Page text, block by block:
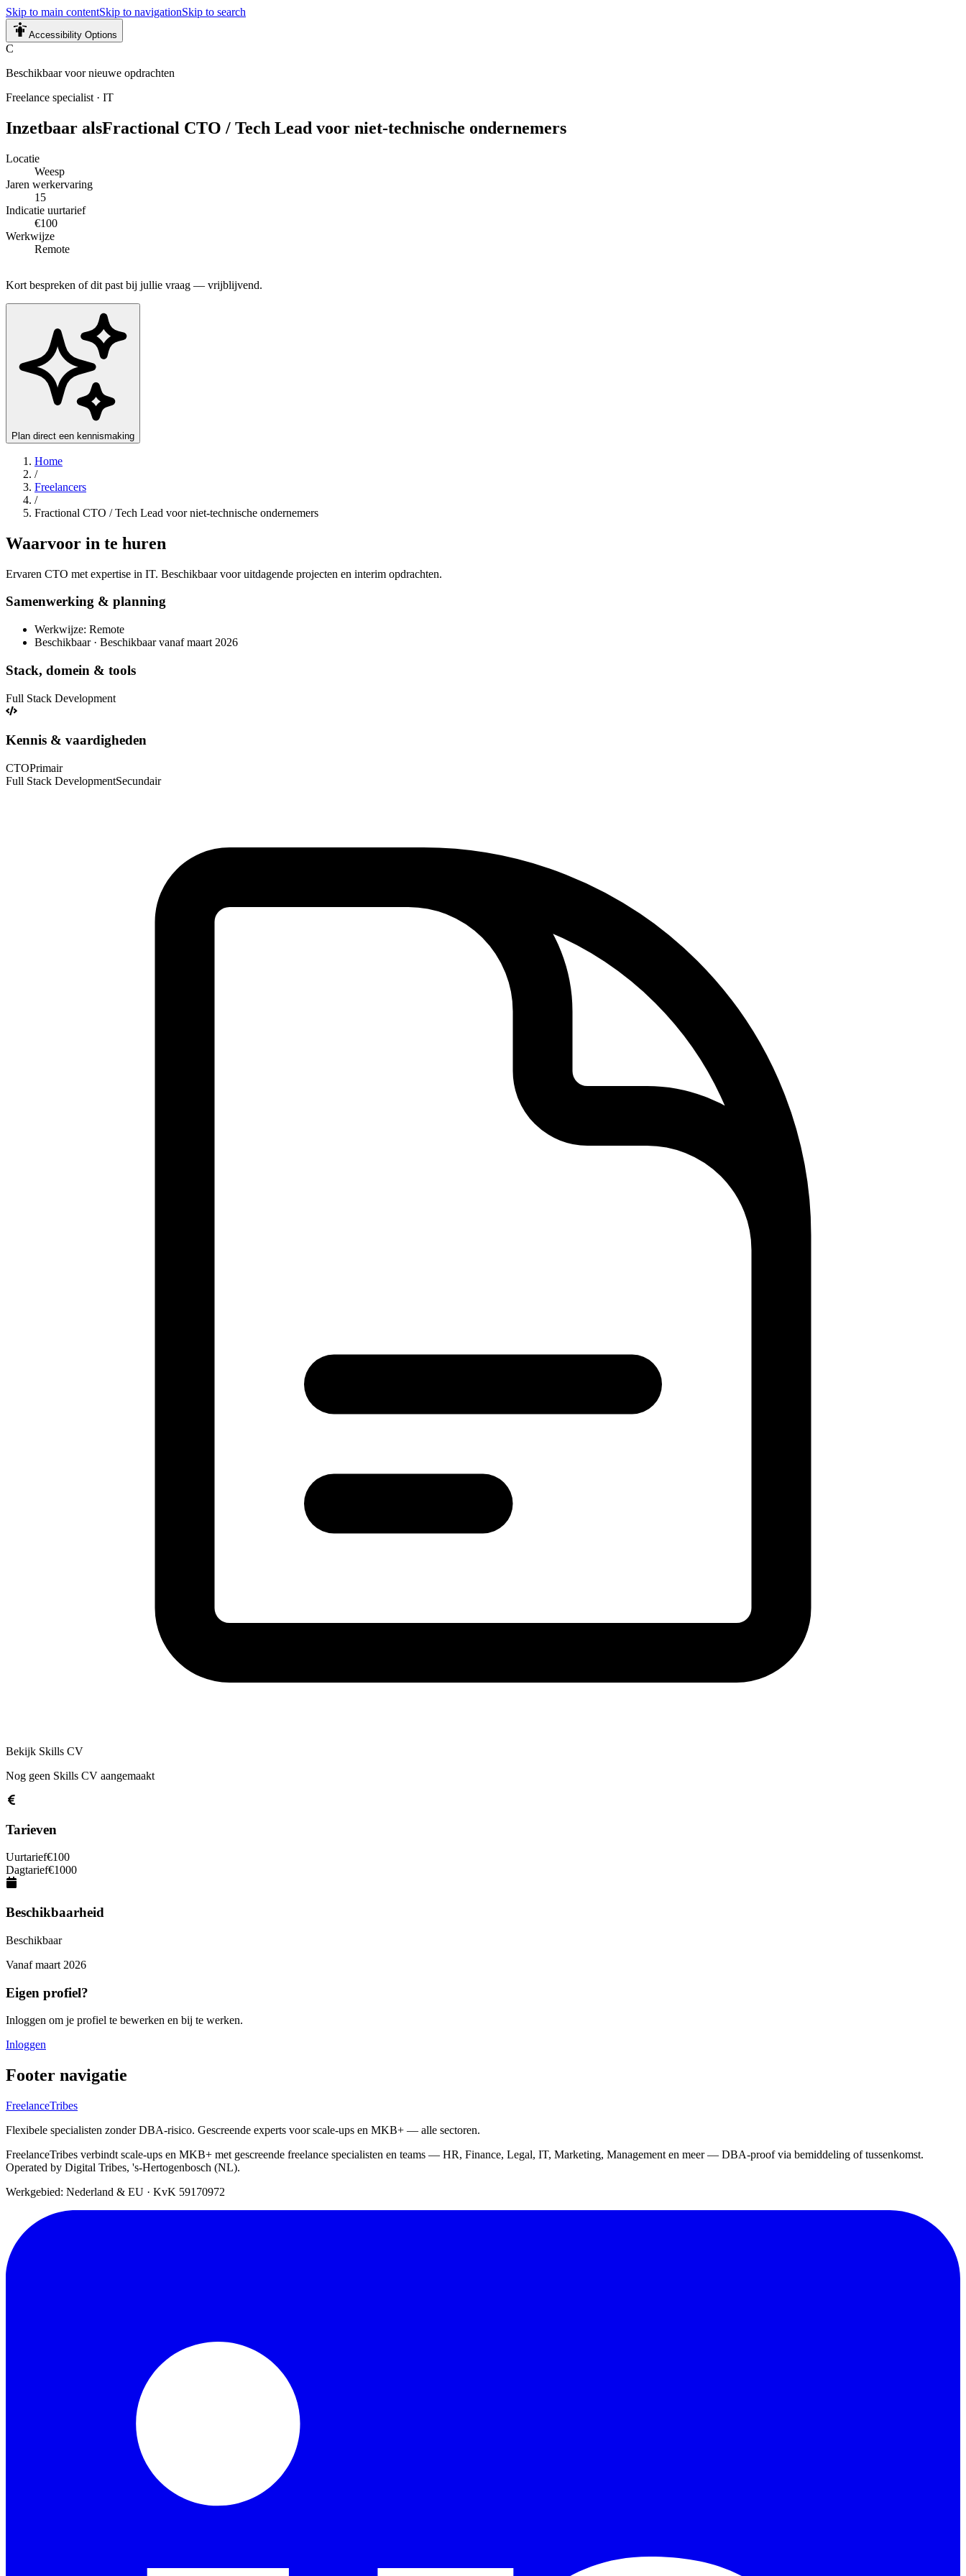
Skip to main contentSkip to navigationSkip to search
Accessibility Options
C
Beschikbaar voor nieuwe opdrachten
Freelance specialist · IT
Inzetbaar alsFractional CTO / Tech Lead voor niet-technische ondernemers
Locatie
Weesp
Jaren werkervaring
15
Indicatie uurtarief
€100
Werkwijze
Remote
Kort bespreken of dit past bij jullie vraag — vrijblijvend.
Plan direct een kennismaking
Home
/
Freelancers
/
Fractional CTO / Tech Lead voor niet-technische ondernemers
Waarvoor in te huren
Ervaren CTO met expertise in IT. Beschikbaar voor uitdagende projecten en interim opdrachten.
Samenwerking & planning
Werkwijze: Remote
Beschikbaar · Beschikbaar vanaf maart 2026
Stack, domein & tools
Full Stack Development
Kennis & vaardigheden
CTOPrimair
Full Stack DevelopmentSecundair
Bekijk Skills CV
Nog geen Skills CV aangemaakt
Tarieven
Uurtarief€100
Dagtarief€1000
Beschikbaarheid
Beschikbaar
Vanaf maart 2026
Eigen profiel?
Inloggen om je profiel te bewerken en bij te werken.
Inloggen
Footer navigatie
FreelanceTribes
Flexibele specialisten zonder DBA-risico. Gescreende experts voor scale-ups en MKB+ — alle sectoren.
FreelanceTribes verbindt scale-ups en MKB+ met gescreende freelance specialisten en teams — HR, Finance, Legal, IT, Marketing, Management en meer — DBA-proof via bemiddeling of tussenkomst.
Operated by Digital Tribes, 's-Hertogenbosch (NL).
Werkgebied: Nederland & EU · KvK 59170972